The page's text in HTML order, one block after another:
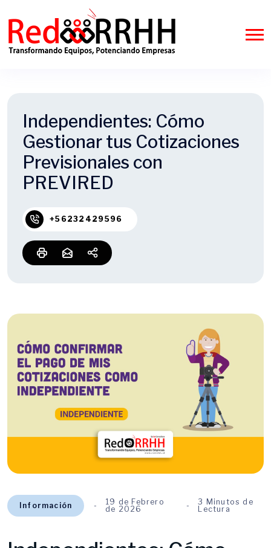
Independientes: Cómo
Gestionar tus Cotizaciones
Previsionales con
PREVIRED
+56232429596
Información
19 de Febrero
de 2026
3 Minutos de
Lectura